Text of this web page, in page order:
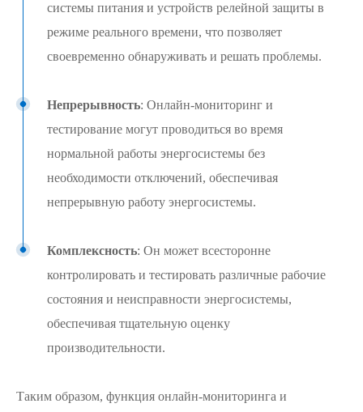
системы питания и устройств релейной защиты в
режиме реального времени, что позволяет
своевременно обнаруживать и решать проблемы.
Непрерывность: Онлайн-мониторинг и
тестирование могут проводиться во время
нормальной работы энергосистемы без
необходимости отключений, обеспечивая
непрерывную работу энергосистемы.
Комплексность: Он может всесторонне
контролировать и тестировать различные рабочие
состояния и неисправности энергосистемы,
обеспечивая тщательную оценку
производительности.
Таким образом, функция онлайн-мониторинга и